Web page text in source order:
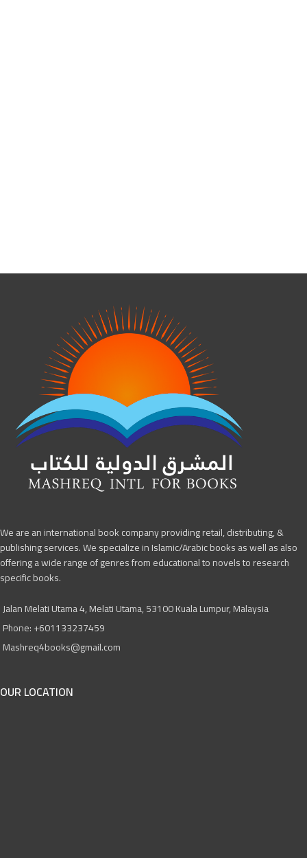
We are an international book company providing retail, distributing, &
publishing services. We specialize in Islamic/Arabic books as well as also
offering a wide range of genres from educational to novels to research
specific books.
Jalan Melati Utama 4, Melati Utama, 53100 Kuala Lumpur, Malaysia
Phone: +601133237459
Mashreq4books@gmail.com
OUR LOCATION